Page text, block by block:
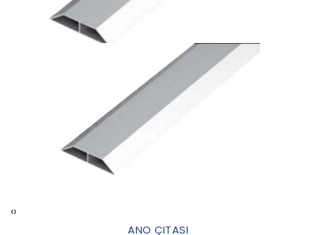
‹›
ANO ÇITASI